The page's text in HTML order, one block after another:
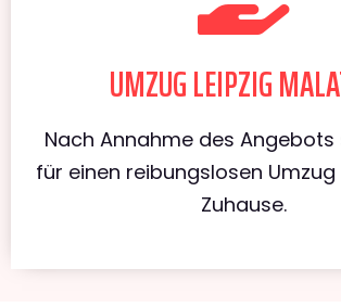
UMZUG LEIPZIG
Nach Annahme des
für einen reibungslosen Umzug
Zuhause.